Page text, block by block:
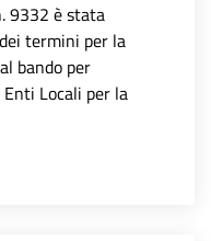
9332 è stata
termini per la
bando per
Locali per la